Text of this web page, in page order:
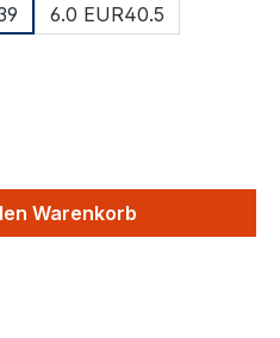
6.0 EUR40.5
Wert
Warenkorb